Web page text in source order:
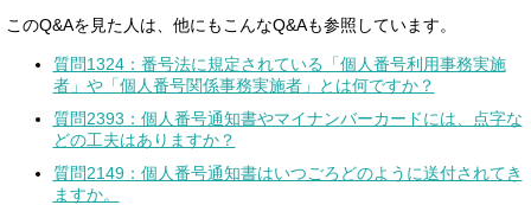
このQ&Aを見た人は、他にもこんなQ&Aも参照しています。
質問1324：番号法に規定されている「個人番号利用事務実施
者」や「個人番号関係事務実施者」とは何ですか？
質問2393：個人番号通知書やマイナンバーカードには、点字な
どの工夫はありますか？
質問2149：個人番号通知書はいつごろどのように送付されてき
ますか。